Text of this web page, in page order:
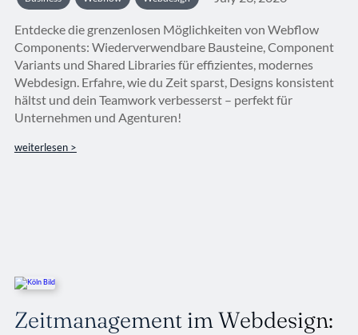
Entdecke die grenzenlosen Möglichkeiten von Webflow
Components: Wiederverwendbare Bausteine, Component
Variants und Shared Libraries für effizientes, modernes
Webdesign. Erfahre, wie du Zeit sparst, Designs konsistent
hältst und dein Teamwork verbesserst – perfekt für
Unternehmen und Agenturen!
weiterlesen >
Zeitmanagement im Webdesign: